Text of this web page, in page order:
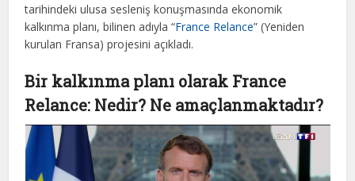
tarihindeki ulusa sesleniş konuşmasında ekonomik
kalkınma planı, bilinen adıyla “France Relance” (Yeniden
kurulan Fransa) projesini açıkladı.
Bir kalkınma planı olarak France
Relance: Nedir? Ne amaçlanmaktadır?